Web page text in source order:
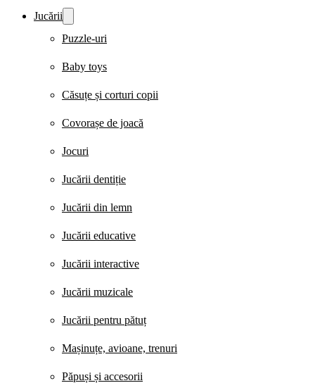
Jucării
Puzzle-uri
Baby toys
Căsuțe și corturi copii
Covorașe de joacă
Jocuri
Jucării dentiție
Jucării din lemn
Jucării educative
Jucării interactive
Jucării muzicale
Jucării pentru pătuț
Mașinuțe, avioane, trenuri
Păpuși și accesorii